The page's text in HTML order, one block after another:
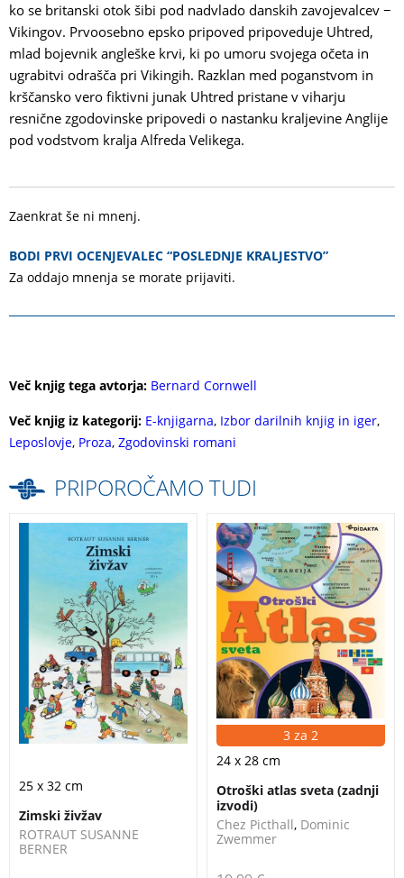
ko se britanski otok šibi pod nadvlado danskih zavojevalcev −
Vikingov. Prvoosebno epsko pripoved pripoveduje Uhtred,
mlad bojevnik angleške krvi, ki po umoru svojega očeta in
ugrabitvi odrašča pri Vikingih. Razklan med poganstvom in
krščansko vero fiktivni junak Uhtred pristane v viharju
resnične zgodovinske pripovedi o nastanku kraljevine Anglije
pod vodstvom kralja Alfreda Velikega.
Zaenkrat še ni mnenj.
BODI PRVI OCENJEVALEC “POSLEDNJE KRALJESTVO”
Za oddajo mnenja se morate prijaviti.
Več knjig tega avtorja: Bernard Cornwell
Več knjig iz kategorij: E-knjigarna, Izbor darilnih knjig in iger,
Leposlovje, Proza, Zgodovinski romani
PRIPOROČAMO TUDI
Ta velika knjiga, ki
prikazuje mesto in
njegovo okolico, kar
mrgoli od nešteto
podrobnosti.Zimski
živžav
25 x 32 cm
Zimski živžav
ROTRAUT SUSANNE
BERNER
S sijajnimi
fotografijami ljudi,
naselij, pokrajin, živali
in rastlin Otroški
atlas sveta omogoča
vznemirljiv vpogled v
sodobni svet.Otroški
atlas sveta
3 za 2
24 x 28 cm
Otroški atlas sveta (zadnji
izvodi)
Chez Picthall, Dominic
Zwemmer